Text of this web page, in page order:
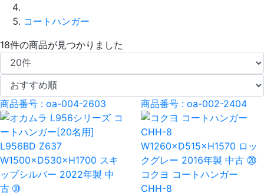
コートハンガー
18件の商品が見つかりました
商品番号 : oa-004-2603 商品番号 : oa-002-2404
コクヨ コートハンガー
CHH-8